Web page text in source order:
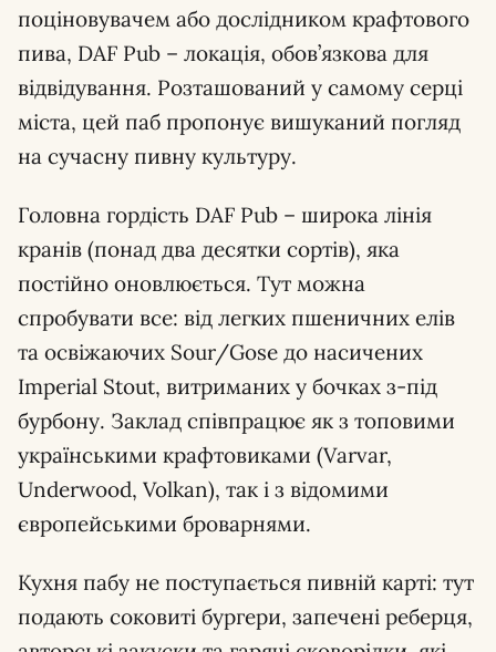
поціновувачем або дослідником крафтового
пива, DAF Pub – локація, обов’язкова для
відвідування. Розташований у самому серці
міста, цей паб пропонує вишуканий погляд
на сучасну пивну культуру.
Головна гордість DAF Pub – широка лінія
кранів (понад два десятки сортів), яка
постійно оновлюється. Тут можна
спробувати все: від легких пшеничних елів
та освіжаючих Sour/Gose до насичених
Imperial Stout, витриманих у бочках з-під
бурбону. Заклад співпрацює як з топовими
українськими крафтовиками (Varvar,
Underwood, Volkan), так і з відомими
європейськими броварнями.
Кухня пабу не поступається пивній карті: тут
подають соковиті бургери, запечені реберця,